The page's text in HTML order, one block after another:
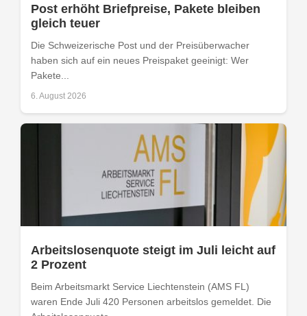
Post erhöht Briefpreise, Pakete bleiben
gleich teuer
Die Schweizerische Post und der Preisüberwacher
haben sich auf ein neues Preispaket geeinigt: Wer
Pakete...
6. August 2026
Arbeitslosenquote steigt im Juli leicht auf
2 Prozent
Beim Arbeitsmarkt Service Liechtenstein (AMS FL)
waren Ende Juli 420 Personen arbeitslos gemeldet. Die